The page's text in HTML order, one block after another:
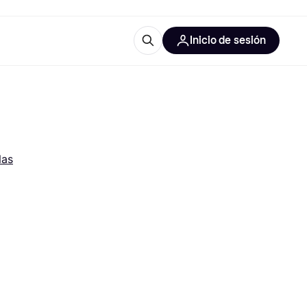
Inicio de sesión